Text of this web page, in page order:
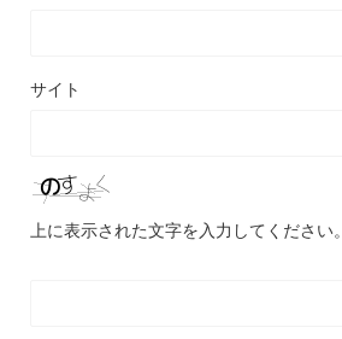
サイト
上に表示された文字を入力してください。